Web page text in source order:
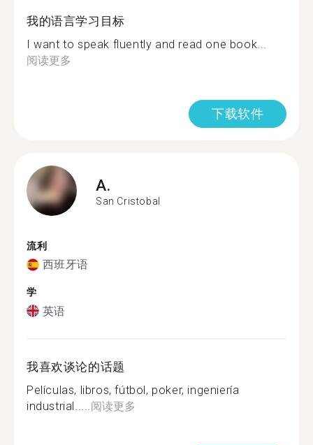
我的语言学习目标
I want to speak fluently and read one book...
阅读更多
下载软件
A.
San Cristobal
流利
西班牙语
学
英语
我喜欢谈论的话题
Películas, libros, fútbol, poker, ingeniería
industrial..... 阅读更多